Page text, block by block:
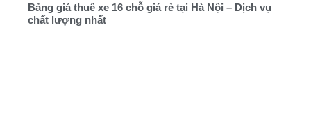
Bảng giá thuê xe 16 chỗ giá rẻ tại Hà Nội – Dịch vụ
chất lượng nhất